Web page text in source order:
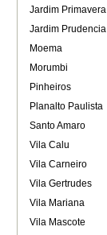
Jardim Primavera
Jardim Prudencia
Moema
Morumbi
Pinheiros
Planalto Paulista
Santo Amaro
Vila Calu
Vila Carneiro
Vila Gertrudes
Vila Mariana
Vila Mascote